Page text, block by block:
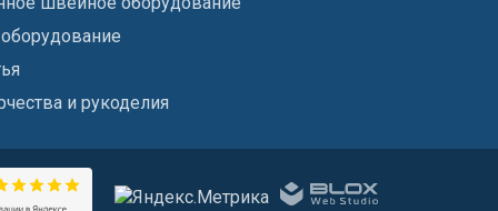
и рукоделия